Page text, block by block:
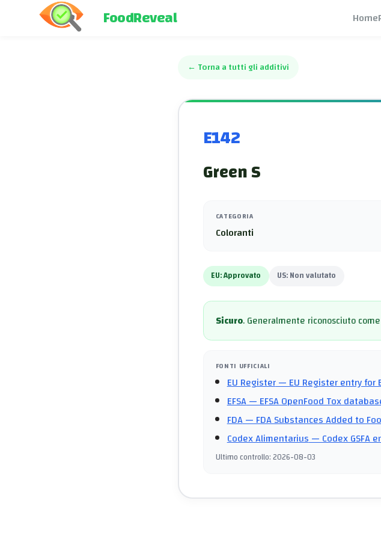
FoodReveal Home
← Torna a tutti gli additivi
E142
Green S
CATEGORIA
Coloranti
EU:Approvato US:Non valutato
Sicuro.Generalmente riconosciuto
FONTI UFFICIALI
EU Register— EU Register entry for
EFSA— EFSA OpenFood Tox
FDA— FDA Substances Added to
Codex Alimentarius— Codex GSFA
Ultimo controllo:2026-08-03